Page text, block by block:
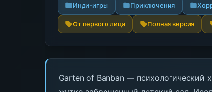
Инди-игры Приключения
От первого лица Полная версия
Garten of Banban — психологический